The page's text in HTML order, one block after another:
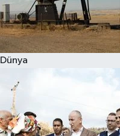
Dünya
Hava Durumu
Kadın
Kültür Sanat